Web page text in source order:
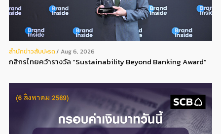
สํานักข่าวสับปะรด Aug 6, 2026
กสิกรไทยคว้ารางวัล “Sustainability Beyond Banking Award”